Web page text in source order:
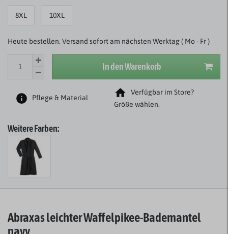
8XL 10XL
Heute bestellen. Versand sofort am nächsten Werktag ( Mo - Fr )
In den Warenkorb
Pflege & Material
Verfügbar im Store?
Größe wählen.
Weitere Farben:
Abraxas leichter Waffelpikee-Bademantel
navy